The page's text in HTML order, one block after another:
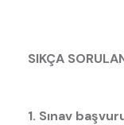
SIKÇA
1. Sınav